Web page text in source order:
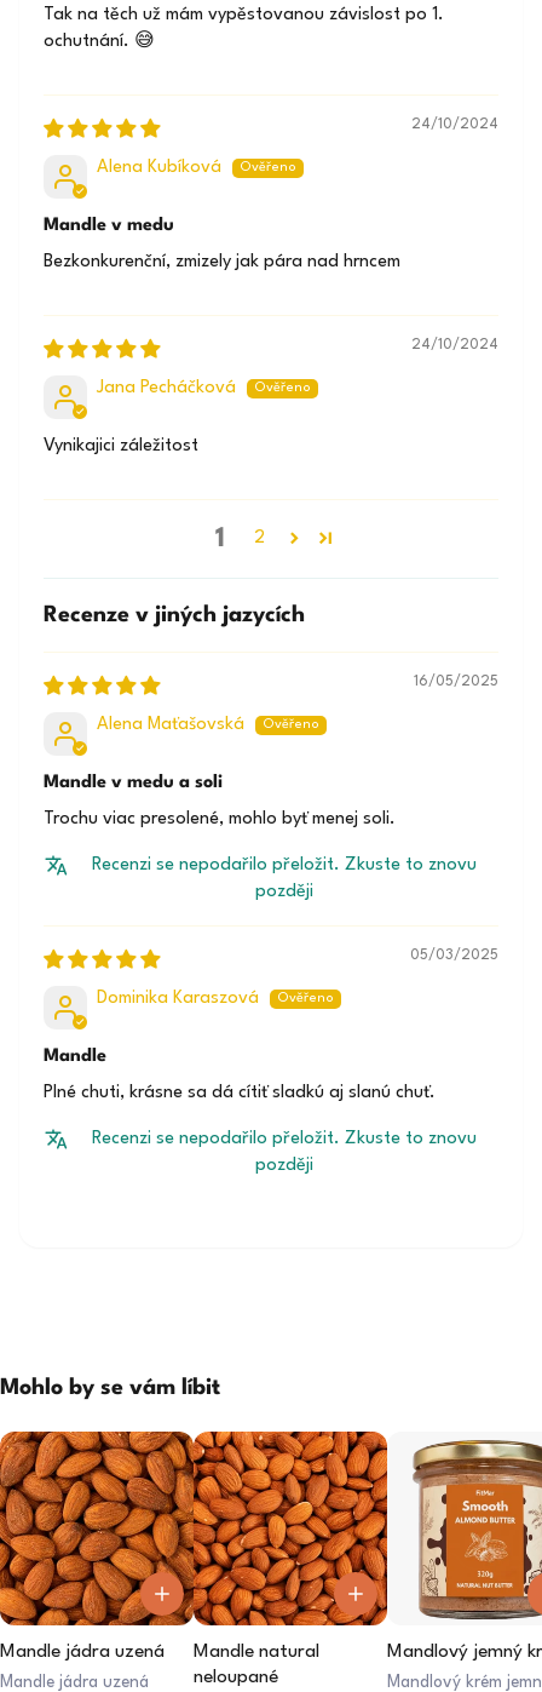
Tak na těch už mám vypěstovanou závislost po 1.
ochutnání. 😅
24/10/2024
Alena Kubíková
Mandle v medu
Bezkonkurenční, zmizely jak pára nad hrncem
24/10/2024
Jana Pecháčková
Vynikajici záležitost
1 2
Recenze v jiných jazycích
16/05/2025
Alena Maťašovská
Mandle v medu a soli
Trochu viac presolené, mohlo byť menej soli.
Recenzi se nepodařilo přeložit. Zkuste to znovu
později
05/03/2025
Dominika Karaszová
Mandle
Plné chuti, krásne sa dá cítiť sladkú aj slanú chuť.
Recenzi se nepodařilo přeložit. Zkuste to znovu
později
Mohlo by se vám líbit
0
Mandle jádra uzená
Mandle jádra uzená
0
Mandle natural
neloupané
0
Mandlový jemný
Mandlový krém